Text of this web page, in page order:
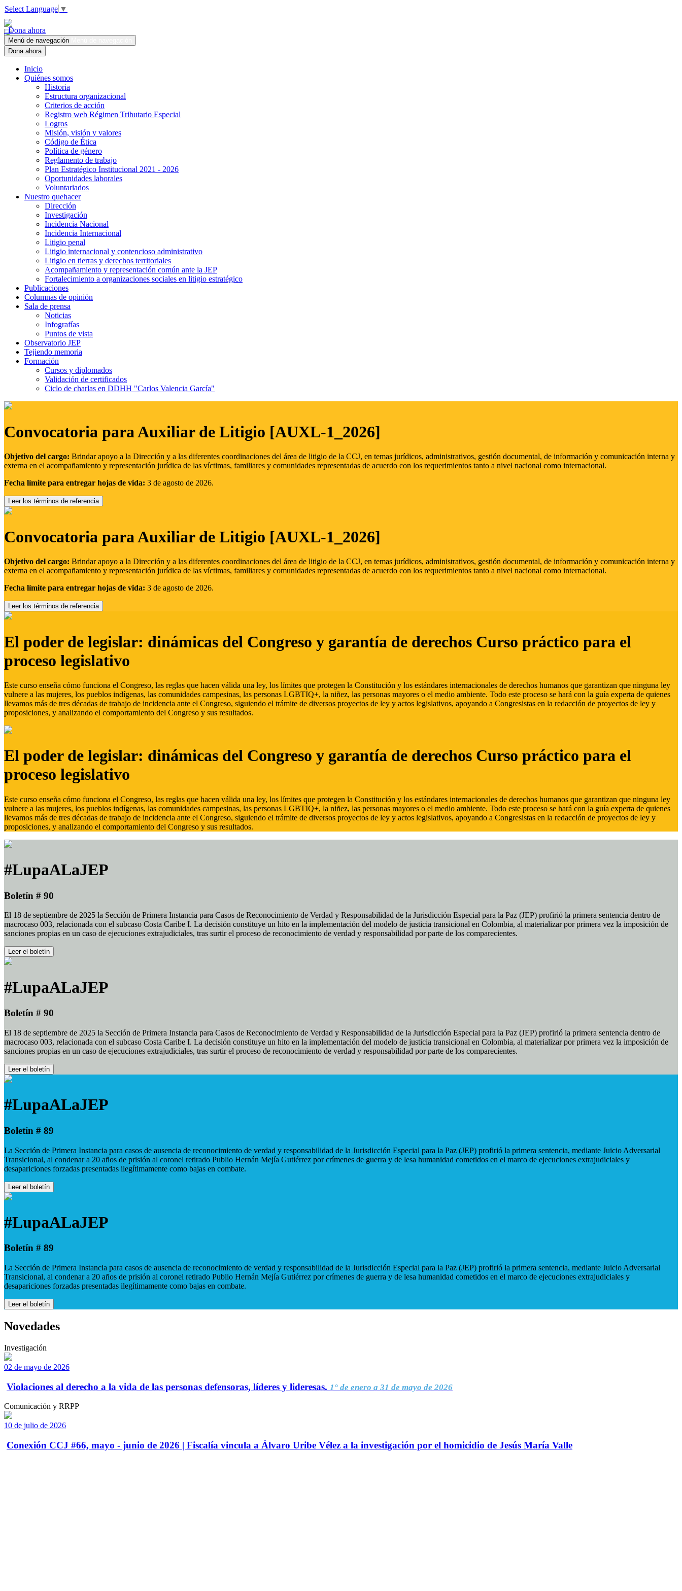
Select Language ▼
Dona ahora
Menú de navegación
Dona ahora
Inicio
Quiénes somos
Historia
Estructura organizacional
Criterios de acción
Registro web Régimen Tributario Especial
Logros
Misión, visión y valores
Código de Ética
Política de género
Reglamento de trabajo
Plan Estratégico Institucional 2021 - 2026
Oportunidades laborales
Voluntariados
Nuestro quehacer
Dirección
Investigación
Incidencia Nacional
Incidencia Internacional
Litigio penal
Litigio internacional y contencioso administrativo
Litigio en tierras y derechos territoriales
Acompañamiento y representación común ante la JEP
Fortalecimiento a organizaciones sociales en litigio estratégico
Publicaciones
Columnas de opinión
Sala de prensa
Noticias
Infografías
Puntos de vista
Observatorio JEP
Tejiendo memoria
Formación
Cursos y diplomados
Validación de certificados
Ciclo de charlas en DDHH "Carlos Valencia García"
Convocatoria para Auxiliar de Litigio [AUXL-1_2026]
Objetivo del cargo: Brindar apoyo a la Dirección y a las diferentes coordinaciones del área de litigio de la CCJ, en temas jurídicos, administrativos, gestión documental, de información y comunicación interna y
externa en el acompañamiento y representación jurídica de las víctimas, familiares y comunidades representadas de acuerdo con los requerimientos tanto a nivel nacional como internacional.
Fecha límite para entregar hojas de vida: 3 de agosto de 2026.
Leer los términos de referencia
Convocatoria para Auxiliar de Litigio [AUXL-1_2026]
Objetivo del cargo: Brindar apoyo a la Dirección y a las diferentes coordinaciones del área de litigio de la CCJ, en temas jurídicos, administrativos, gestión documental, de información y comunicación interna y
externa en el acompañamiento y representación jurídica de las víctimas, familiares y comunidades representadas de acuerdo con los requerimientos tanto a nivel nacional como internacional.
Fecha límite para entregar hojas de vida: 3 de agosto de 2026.
Leer los términos de referencia
El poder de legislar: dinámicas del Congreso y garantía de derechos Curso práctico para el
proceso legislativo
Este curso enseña cómo funciona el Congreso, las reglas que hacen válida una ley, los límites que protegen la Constitución y los estándares internacionales de derechos humanos que garantizan que ninguna ley
vulnere a las mujeres, los pueblos indígenas, las comunidades campesinas, las personas LGBTIQ+, la niñez, las personas mayores o el medio ambiente. Todo este proceso se hará con la guía experta de quienes
llevamos más de tres décadas de trabajo de incidencia ante el Congreso, siguiendo el trámite de diversos proyectos de ley y actos legislativos, apoyando a Congresistas en la redacción de proyectos de ley y
proposiciones, y analizando el comportamiento del Congreso y sus resultados.
El poder de legislar: dinámicas del Congreso y garantía de derechos Curso práctico para el
proceso legislativo
Este curso enseña cómo funciona el Congreso, las reglas que hacen válida una ley, los límites que protegen la Constitución y los estándares internacionales de derechos humanos que garantizan que ninguna ley
vulnere a las mujeres, los pueblos indígenas, las comunidades campesinas, las personas LGBTIQ+, la niñez, las personas mayores o el medio ambiente. Todo este proceso se hará con la guía experta de quienes
llevamos más de tres décadas de trabajo de incidencia ante el Congreso, siguiendo el trámite de diversos proyectos de ley y actos legislativos, apoyando a Congresistas en la redacción de proyectos de ley y
proposiciones, y analizando el comportamiento del Congreso y sus resultados.
#LupaALaJEP
Boletín # 90
El 18 de septiembre de 2025 la Sección de Primera Instancia para Casos de Reconocimiento de Verdad y Responsabilidad de la Jurisdicción Especial para la Paz (JEP) profirió la primera sentencia dentro de
macrocaso 003, relacionada con el subcaso Costa Caribe I. La decisión constituye un hito en la implementación del modelo de justicia transicional en Colombia, al materializar por primera vez la imposición de
sanciones propias en un caso de ejecuciones extrajudiciales, tras surtir el proceso de reconocimiento de verdad y responsabilidad por parte de los comparecientes.
Leer el boletín
#LupaALaJEP
Boletín # 90
El 18 de septiembre de 2025 la Sección de Primera Instancia para Casos de Reconocimiento de Verdad y Responsabilidad de la Jurisdicción Especial para la Paz (JEP) profirió la primera sentencia dentro de
macrocaso 003, relacionada con el subcaso Costa Caribe I. La decisión constituye un hito en la implementación del modelo de justicia transicional en Colombia, al materializar por primera vez la imposición de
sanciones propias en un caso de ejecuciones extrajudiciales, tras surtir el proceso de reconocimiento de verdad y responsabilidad por parte de los comparecientes.
Leer el boletín
#LupaALaJEP
Boletín # 89
La Sección de Primera Instancia para casos de ausencia de reconocimiento de verdad y responsabilidad de la Jurisdicción Especial para la Paz (JEP) profirió la primera sentencia, mediante Juicio Adversarial
Transicional, al condenar a 20 años de prisión al coronel retirado Publio Hernán Mejía Gutiérrez por crímenes de guerra y de lesa humanidad cometidos en el marco de ejecuciones extrajudiciales y
desapariciones forzadas presentadas ilegítimamente como bajas en combate.
Leer el boletín
#LupaALaJEP
Boletín # 89
La Sección de Primera Instancia para casos de ausencia de reconocimiento de verdad y responsabilidad de la Jurisdicción Especial para la Paz (JEP) profirió la primera sentencia, mediante Juicio Adversarial
Transicional, al condenar a 20 años de prisión al coronel retirado Publio Hernán Mejía Gutiérrez por crímenes de guerra y de lesa humanidad cometidos en el marco de ejecuciones extrajudiciales y
desapariciones forzadas presentadas ilegítimamente como bajas en combate.
Leer el boletín
Novedades
Investigación
02 de mayo de 2026
Violaciones al derecho a la vida de las personas defensoras, líderes y lideresas. 1° de enero a 31 de mayo de 2026
Comunicación y RRPP
10 de julio de 2026
Conexión CCJ #66, mayo - junio de 2026 | Fiscalía vincula a Álvaro Uribe Vélez a la investigación por el homicidio de Jesús María Valle